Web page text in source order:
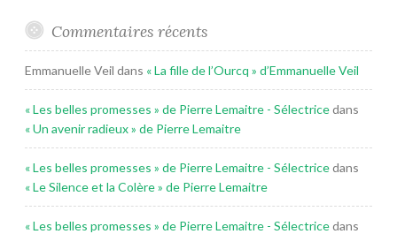
Commentaires récents
Emmanuelle Veil dans « La fille de l’Ourcq » d’Emmanuelle Veil
« Les belles promesses » de Pierre Lemaitre - Sélectricedans
« Un avenir radieux » de Pierre Lemaitre
« Les belles promesses » de Pierre Lemaitre - Sélectricedans
« Le Silence et la Colère » de Pierre Lemaitre
« Les belles promesses » de Pierre Lemaitre - Sélectricedans